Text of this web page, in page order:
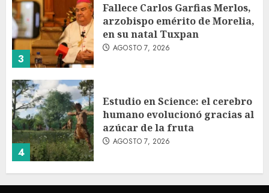
3
Fallece Carlos Garfias Merlos,
arzobispo emérito de Morelia,
en su natal Tuxpan
AGOSTO 7, 2026
4
Estudio en Science: el cerebro
humano evolucionó gracias al
azúcar de la fruta
AGOSTO 7, 2026